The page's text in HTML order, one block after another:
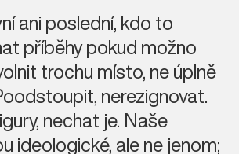
ani poslední, kdo to
příběhy pokud možno
trochu místo, ne úplně
nerezignovat.
nechat je. Naše
ideologické, ale ne jenom;